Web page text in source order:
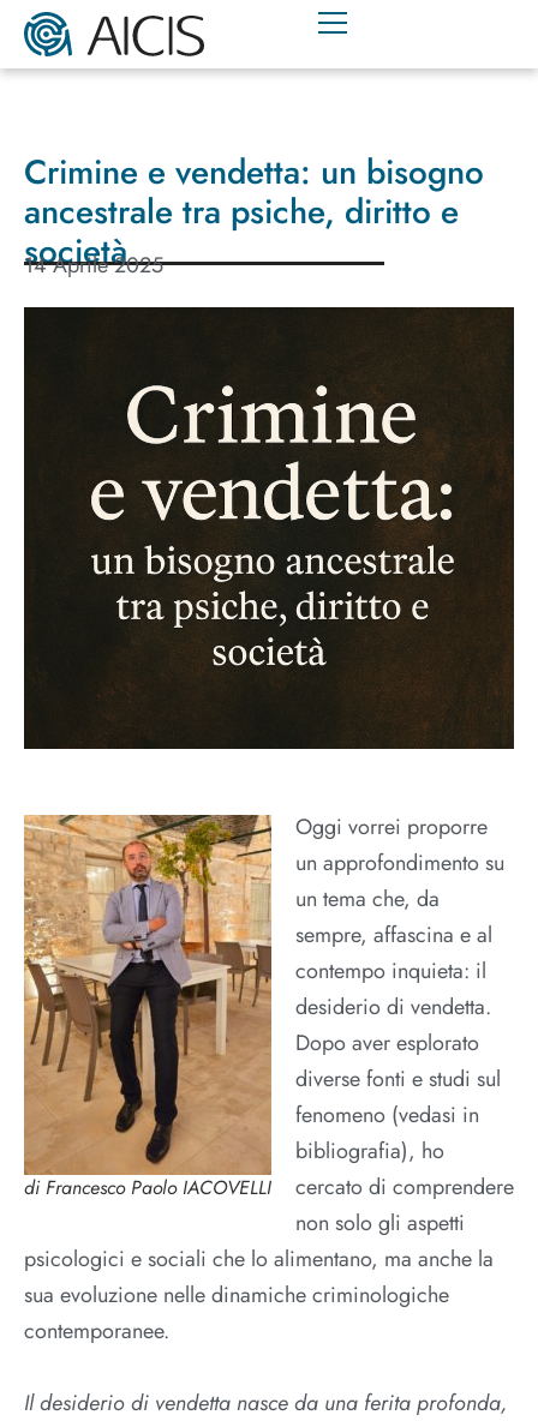
Crimine e vendetta: un bisogno
ancestrale tra psiche, diritto e
società
14 Aprile 2025
di Francesco Paolo IACOVELLI
Oggi vorrei proporre
un approfondimento su
un tema che, da
sempre, affascina e al
contempo inquieta: il
desiderio di vendetta.
Dopo aver esplorato
diverse fonti e studi sul
fenomeno (vedasi in
bibliografia), ho
cercato di comprendere
non solo gli aspetti
psicologici e sociali che lo alimentano, ma anche la
sua evoluzione nelle dinamiche criminologiche
contemporanee.
Il desiderio di vendetta nasce da una ferita profonda,